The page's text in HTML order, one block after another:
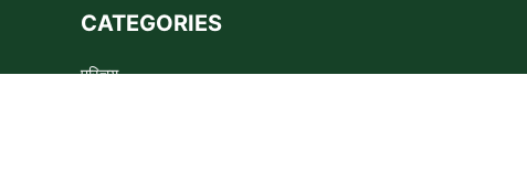
CATEGORIES
परिचय